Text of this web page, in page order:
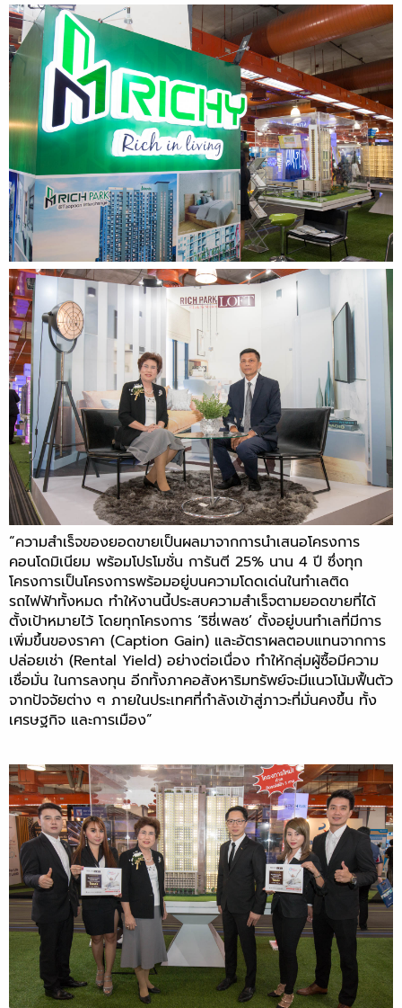
“ความสำเร็จของยอดขายเป็นผลมาจากการนำเสนอโครงการ
คอนโดมิเนียม พร้อมโปรโมชั่น การันตี 25% นาน 4 ปี ซึ่งทุก
โครงการเป็นโครงการพร้อมอยู่บนความโดดเด่นในทำเลติด
รถไฟฟ้าทั้งหมด ทำให้งานนี้ประสบความสำเร็จตามยอดขายที่ได้
ตั้งเป้าหมายไว้ โดยทุกโครงการ ‘ริชี่เพลซ’ ตั้งอยู่บนทำเลที่มีการ
เพิ่มขึ้นของราคา (Caption Gain) และอัตราผลตอบแทนจากการ
ปล่อยเช่า (Rental Yield) อย่างต่อเนื่อง ทำให้กลุ่มผู้ซื้อมีความ
เชื่อมั่น ในการลงทุน อีกทั้งภาคอสังหาริมทรัพย์จะมีแนวโน้มฟื้นตัว
จากปัจจัยต่าง ๆ ภายในประเทศที่กำลังเข้าสู่ภาวะที่มั่นคงขึ้น ทั้ง
เศรษฐกิจ และการเมือง”